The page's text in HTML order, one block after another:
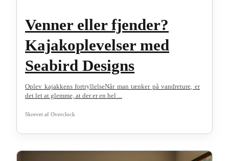
Venner eller fjender?
Kajakoplevelser med
Seabird Designs
Oplev kajakkens fortryllelseNår man tænker på vandreture, er
det let at glemme, at der er en hel ...
Skrevet af Overclock